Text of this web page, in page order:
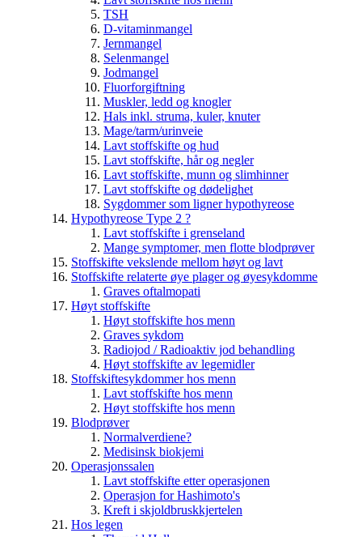
TSH
D-vitaminmangel
Jernmangel
Selenmangel
Jodmangel
Fluorforgiftning
Muskler, ledd og knogler
Hals inkl. struma, kuler, knuter
Mage/tarm/urinveie
Lavt stoffskifte og hud
Lavt stoffskifte, hår og negler
Lavt stoffskifte, munn og slimhinner
Lavt stoffskifte og dødelighet
Sygdommer som ligner hypothyreose
Hypothyreose Type 2 ?
Lavt stoffskifte i grenseland
Mange symptomer, men flotte blodprøver
Stoffskifte vekslende mellom høyt og lavt
Stoffskifte relaterte øye plager og øyesykdomme
Graves oftalmopati
Høyt stoffskifte
Høyt stoffskifte hos menn
Graves sykdom
Radiojod / Radioaktiv jod behandling
Høyt stoffskifte av legemidler
Stoffskiftesykdommer hos menn
Lavt stoffskifte hos menn
Høyt stoffskifte hos menn
Blodprøver
Normalverdiene?
Medisinsk biokjemi
Operasjonssalen
Lavt stoffskifte etter operasjonen
Operasjon for Hashimoto's
Kreft i skjoldbruskkjertelen
Hos legen